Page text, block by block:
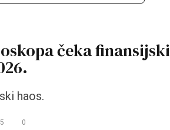
čeka finansijski
haos.
0